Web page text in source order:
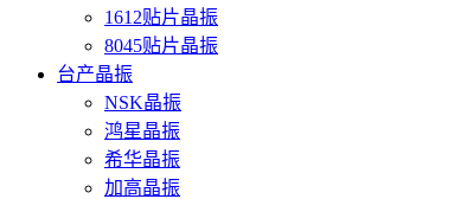
1612贴片晶振
8045贴片晶振
台产晶振
NSK晶振
鸿星晶振
希华晶振
加高晶振